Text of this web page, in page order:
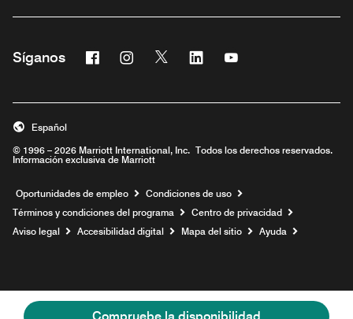
Síganos Facebook
Abre una ventana nueva
Instagram
Abre una ventana nueva
Twitter
Abre una ventana nueva
Linkedin
Abre una ventana nueva
Abre una ventana
© 1996 – 2026 Marriott International, Inc. Todos los derechos reservados.
Información exclusiva de Marriott
Español
Oportunidades de empleo Abre una ventana nueva
Condiciones de uso
Términos y condiciones del programa
Centro de privacidad
Aviso legal
Accesibilidad digital Mapa del sitio Ayuda